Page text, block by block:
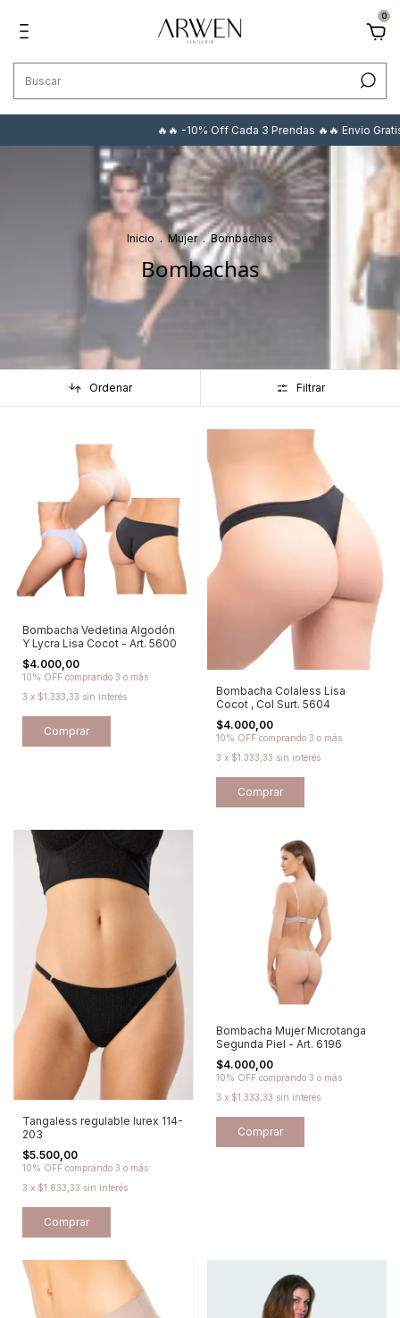
0
🔥🔥 -10% Off Cada 3 Prendas 🔥🔥 Envio Gratis
Inicio . Mujer . Bombachas
Bombachas
Ordenar Filtrar
Bombacha Vedetina Algodón
Y Lycra Lisa Cocot - Art. 5600
$4.000,00
10% OFF comprando 3 o más
3 x $1.333,33 sin interés
Comprar
Bombacha Colaless Lisa
Cocot , Col Surt. 5604
$4.000,00
10% OFF comprando 3 o más
3 x $1.333,33 sin interés
Comprar
Tangaless regulable lurex 114-
203
$5.500,00
10% OFF comprando 3 o más
3 x $1.833,33 sin interés
Comprar
Bombacha Mujer Microtanga
Segunda Piel - Art. 6196
$4.000,00
10% OFF comprando 3 o más
3 x $1.333,33 sin interés
Comprar